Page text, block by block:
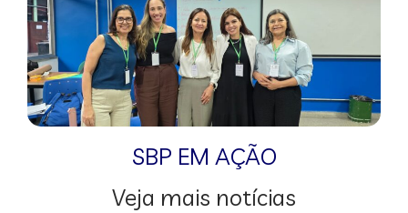
SBP EM AÇÃO
Veja mais notícias